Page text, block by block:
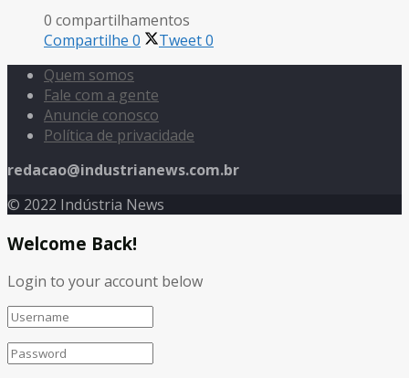
0 compartilhamentos
Compartilhe 0 Tweet0
Quem somos
Fale com a gente
Anuncie conosco
Política de privacidade
redacao@industrianews.com.br
© 2022 Indústria News
Welcome Back!
Login to your account below